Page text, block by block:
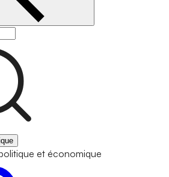
et économique